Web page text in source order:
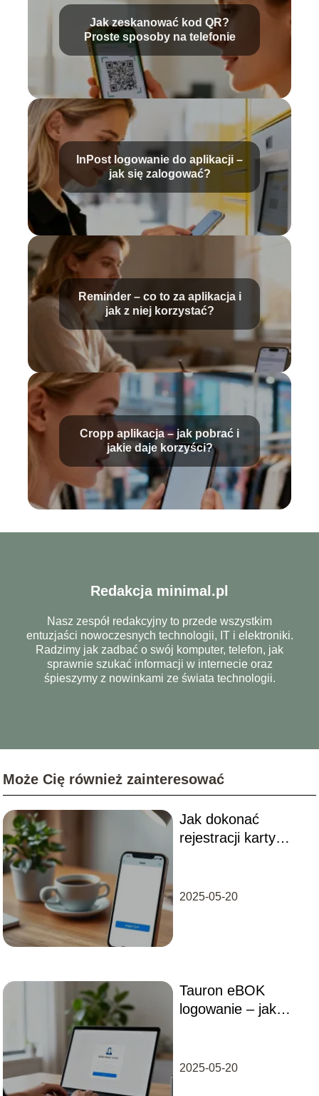
Jak zeskanować kod QR?
Proste sposoby na telefonie
InPost logowanie do aplikacji –
jak się zalogować?
Reminder – co to za aplikacja i
jak z niej korzystać?
Cropp aplikacja – jak pobrać i
jakie daje korzyści?
Redakcja minimal.pl
Nasz zespół redakcyjny to przede wszystkim
entuzjaści nowoczesnych technologii, IT i elektroniki.
Radzimy jak zadbać o swój komputer, telefon, jak
sprawnie szukać informacji w internecie oraz
śpieszymy z nowinkami ze świata technologii.
Może Cię również zainteresować
Jak dokonać
rejestracji karty
2025-05-20
Tauron eBOK
logowanie – jak
problemy?
2025-05-20